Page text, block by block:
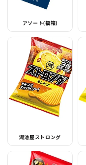
アソート(福箱)
湖池屋ストロング